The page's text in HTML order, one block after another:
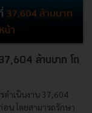
ล้านบาท โต
ดำเนินงาน 37,604
น โดยสามารถรักษา